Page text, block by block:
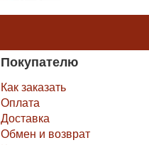
Покупателю
Как заказать
Оплата
Доставка
Обмен и возврат